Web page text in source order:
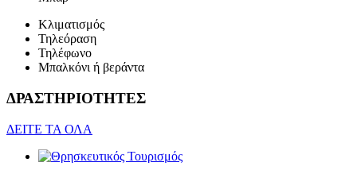
Κλιματισμός
Τηλεόραση
Τηλέφωνο
Μπαλκόνι ή βεράντα
ΔΡΑΣΤΗΡΙΟΤΗΤΕΣ
ΔΕΙΤΕ ΤΑ ΟΛΑ